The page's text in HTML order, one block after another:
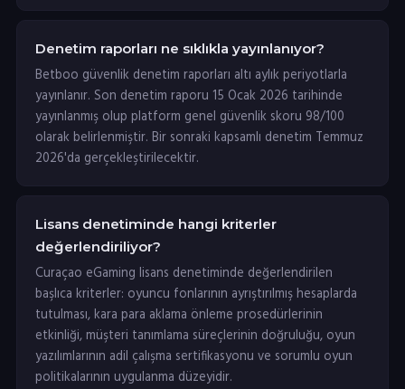
Denetim raporları ne sıklıkla yayınlanıyor?
Betboo güvenlik denetim raporları altı aylık periyotlarla
yayınlanır. Son denetim raporu 15 Ocak 2026 tarihinde
yayınlanmış olup platform genel güvenlik skoru 98/100
olarak belirlenmiştir. Bir sonraki kapsamlı denetim Temmuz
2026'da gerçekleştirilecektir.
Lisans denetiminde hangi kriterler
değerlendiriliyor?
Curaçao eGaming lisans denetiminde değerlendirilen
başlıca kriterler: oyuncu fonlarının ayrıştırılmış hesaplarda
tutulması, kara para aklama önleme prosedürlerinin
etkinliği, müşteri tanımlama süreçlerinin doğruluğu, oyun
yazılımlarının adil çalışma sertifikasyonu ve sorumlu oyun
politikalarının uygulanma düzeyidir.